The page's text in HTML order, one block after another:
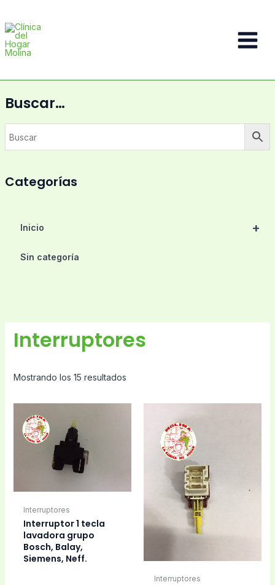
contenido
Main
Buscar…
Categorías
+
Inicio
Sin categoría
Interruptores
Mostrando los 15 resultados
Interruptores
Interruptor 1 tecla
lavadora grupo
Bosch, Balay,
Siemens, Neff.
Interruptores